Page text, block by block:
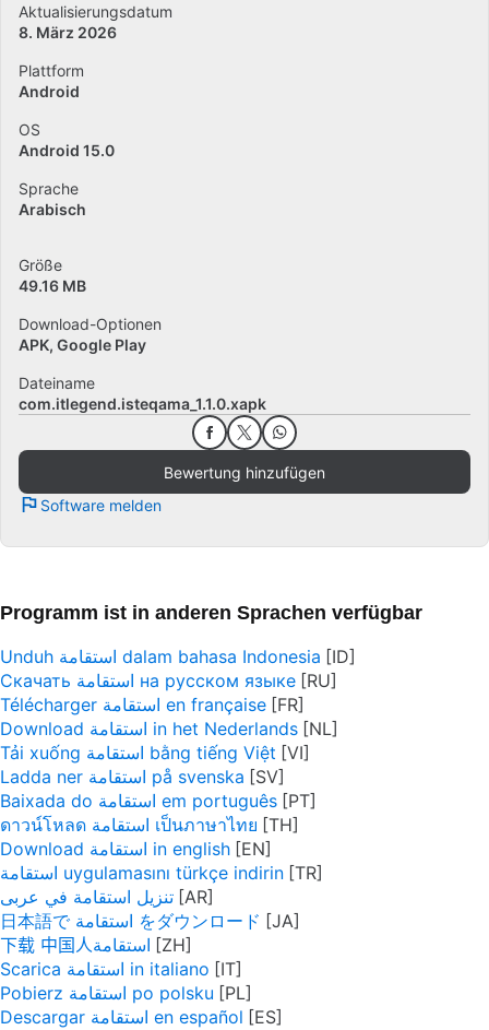
Aktualisierungsdatum
8. März 2026
Plattform
Android
OS
Android 15.0
Sprache
Arabisch
Größe
49.16 MB
Download-Optionen
APK, Google Play
Dateiname
com.itlegend.isteqama_1.1.0.xapk
Bewertung hinzufügen
Software melden
Programm ist in anderen Sprachen verfügbar
Unduh استقامة dalam bahasa Indonesia
Скачать استقامة на русском языке
Télécharger استقامة en française
Download استقامة in het Nederlands
Tải xuống استقامة bằng tiếng Việt
Ladda ner استقامة på svenska
Baixada do استقامة em português
ดาวน์โหลด استقامة เป็นภาษาไทย
Download استقامة in english
استقامة uygulamasını türkçe indirin
تنزيل استقامة في عربى
日本語で استقامة をダウンロード
下载 中国人استقامة
Scarica استقامة in italiano
Pobierz استقامة po polsku
Descargar استقامة en español